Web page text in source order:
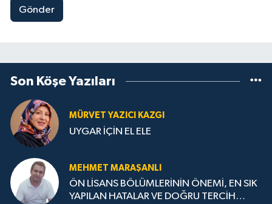
Gönder
Son Köşe Yazıları
MÜRVET YAZICI KAZGI
UYGAR İÇİN EL ELE
MEHMET MARAŞANLI
ÖN LİSANS BÖLÜMLERİNİN ÖNEMİ, EN SIK
YAPILAN HATALAR VE DOĞRU TERCİH